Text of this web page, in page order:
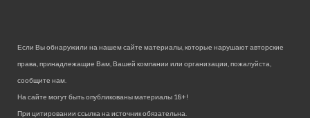
Если Вы обнаружили на нашем сайте материалы, которые нарушают авторские
права, принадлежащие Вам, Вашей компании или организации, пожалуйста,
сообщите нам.
На сайте могут быть опубликованы материалы 18+!
При цитировании ссылка на источник обязательна.